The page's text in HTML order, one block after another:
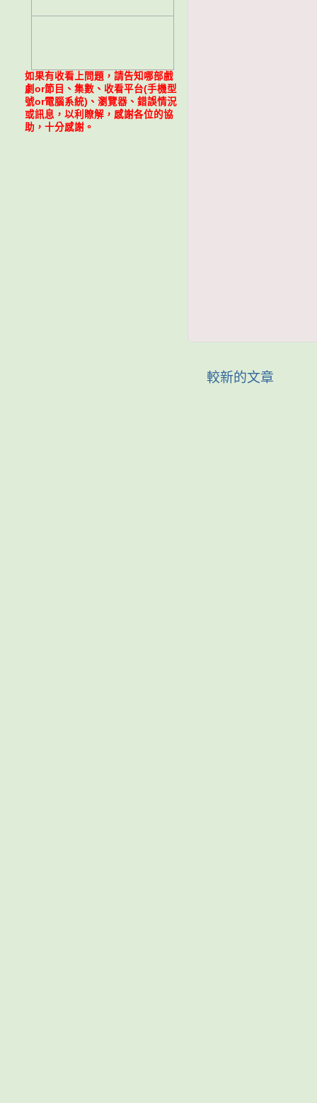
較新的文章
如果有收看上問題，請告知哪部戲
劇or節目、集數、收看平台(手機型
號or電腦系統)、瀏覽器、錯誤情況
或訊息，以利瞭解，感謝各位的協
助，十分感謝。